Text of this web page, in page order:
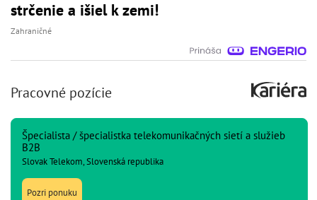
strčenie a išiel k zemi!
Zahraničné
Pracovné pozície
Špecialista / špecialistka telekomunikačných sietí a služieb
B2B
Slovak Telekom, Slovenská republika
Pozri ponuku